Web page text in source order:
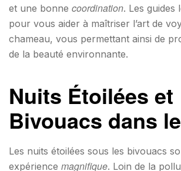
et une bonne coordination. Les guides
pour vous aider à maîtriser l’art de
chameau, vous permettant ainsi de
de la beauté environnante.
Nuits Étoilées et
Bivouacs dans
Les nuits étoilées sous les bivouacs
expérience magnifique. Loin de la